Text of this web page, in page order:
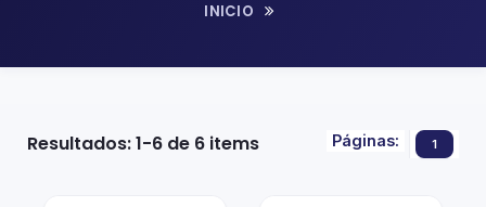
INICIO
Resultados: 1-6 de 6 items Páginas: 1